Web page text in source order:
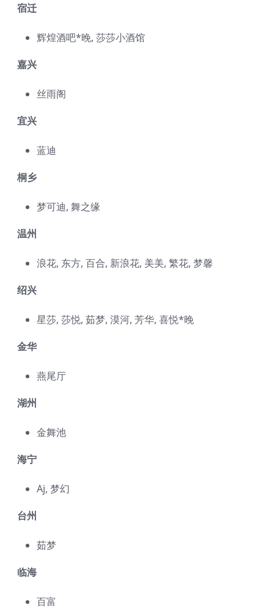
宿迁
辉煌酒吧*晚, 莎莎小酒馆
嘉兴
丝雨阁
宜兴
蓝迪
桐乡
梦可迪, 舞之缘
温州
浪花, 东方, 百合, 新浪花, 美美, 繁花, 梦馨
绍兴
星莎, 莎悦, 茹梦, 漠河, 芳华, 喜悦*晚
金华
燕尾厅
湖州
金舞池
海宁
Aj, 梦幻
台州
茹梦
临海
百富